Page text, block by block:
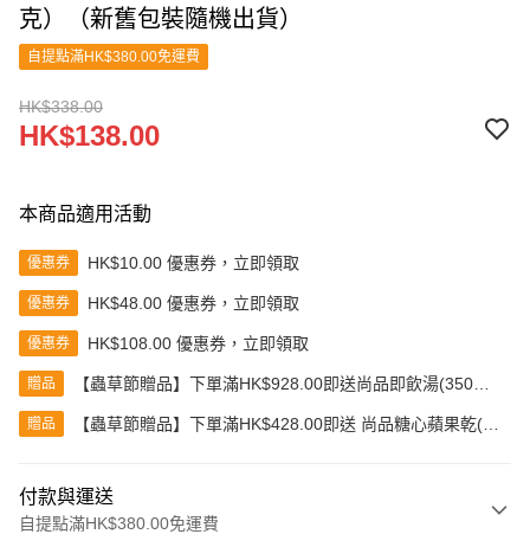
克）（新舊包裝隨機出貨）
自提點滿HK$380.00免運費
HK$338.00
HK$138.00
本商品適用活動
優惠券 HK$10.00 優惠券，立即領取
優惠券 HK$48.00 優惠券，立即領取
優惠券 HK$108.00 優惠券，立即領取
贈品
【蟲草節贈品】下單滿HK$928.00即送尚品即飲湯(350克)
贈品
【蟲草節贈品】下單滿HK$428.00即送 尚品糖心蘋果乾(80
付款與運送
自提點滿HK$380.00免運費